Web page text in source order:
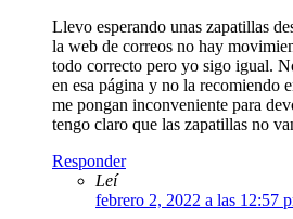
Llevo esperando unas zapatillas
la web de correos no hay
todo correcto pero yo sigo igual.
en esa página y no la recomiendo
me pongan inconveniente para
tengo claro que las zapatillas no
Responder
Leí
febrero 2, 2022 a las 12:57